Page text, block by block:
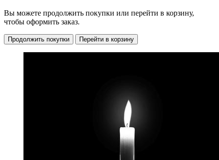
Вы можете продолжить покупки или перейти в корзину,
чтобы оформить заказ.
Продолжить покупки Перейти в корзину